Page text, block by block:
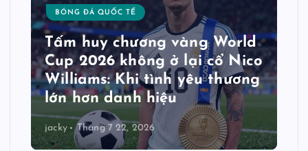
BÓNG ĐÁ QUỐC TẾ
Tấm huy chương vàng World
Cup 2026 không ở lại cổ Nico
Williams: Khi tình yêu thương
lớn hơn danh hiệu
jacky Tháng 7 22, 2026